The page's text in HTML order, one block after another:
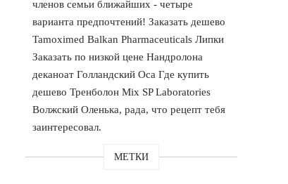
членов семьи ближайших - четыре
варианта предпочтений! Заказать дешево
Tamoximed Balkan Pharmaceuticals Липки
Заказать по низкой цене Нандролона
деканоат Голландский Оса Где купить
дешево Тренболон Mix SP Laboratories
Волжский Оленька, рада, что рецепт тебя
заинтересовал.
МЕТКИ